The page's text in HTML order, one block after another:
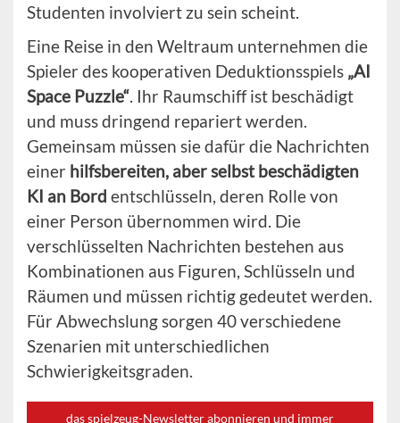
Studenten involviert zu sein scheint.
Eine Reise in den Weltraum unternehmen die
Spieler des kooperativen Deduktionsspiels „AI
Space Puzzle“ . Ihr Raumschiff ist beschädigt
und muss dringend repariert werden.
Gemeinsam müssen sie dafür die Nachrichten
einer hilfsbereiten, aber selbst beschädigten
KI an Bord entschlüsseln, deren Rolle von
einer Person übernommen wird. Die
verschlüsselten Nachrichten bestehen aus
Kombinationen aus Figuren, Schlüsseln und
Räumen und müssen richtig gedeutet werden.
Für Abwechslung sorgen 40 verschiedene
Szenarien mit unterschiedlichen
Schwierigkeitsgraden.
das spielzeug-Newsletter abonnieren und immer